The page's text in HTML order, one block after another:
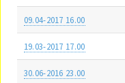
09.04-2017 16.00
19.03-2017 17.00
30.06-2016 23.00